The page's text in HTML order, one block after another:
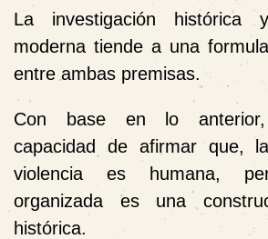
La investigación histórica
moderna tiende a una
entre ambas premisas.
Con base en lo
capacidad de afirmar que,
violencia es humana,
organizada es una
histórica.